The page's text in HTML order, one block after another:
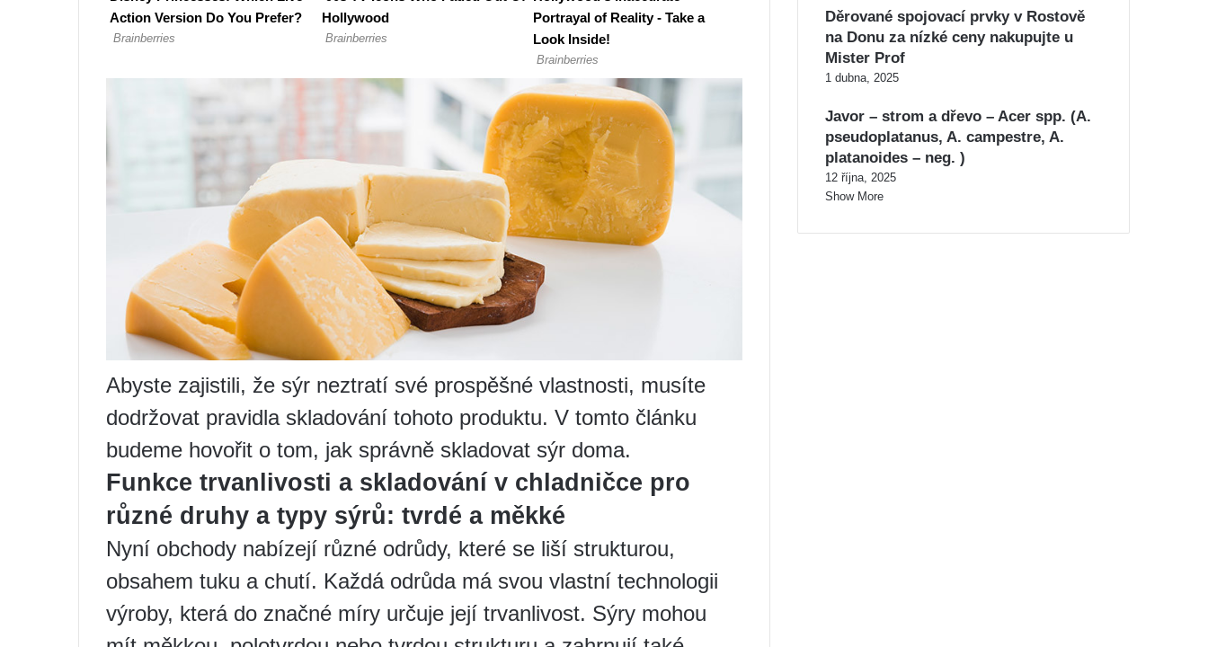
Abyste zajistili, že sýr neztratí své prospěšné vlastnosti, musíte
dodržovat pravidla skladování tohoto produktu. V tomto článku
budeme hovořit o tom, jak správně skladovat sýr doma.
Funkce trvanlivosti a skladování v chladničce pro
různé druhy a typy sýrů: tvrdé a měkké
Nyní obchody nabízejí různé odrůdy, které se liší strukturou,
obsahem tuku a chutí. Každá odrůda má svou vlastní technologii
výroby, která do značné míry určuje její trvanlivost. Sýry mohou
Děrované spojovací prvky v Rostově
na Donu za nízké ceny nakupujte u
Mister Prof
1 dubna, 2025
Javor – strom a dřevo – Acer spp. (A.
pseudoplatanus, A. campestre, A.
platanoides – neg. )
12 října, 2025
Show More